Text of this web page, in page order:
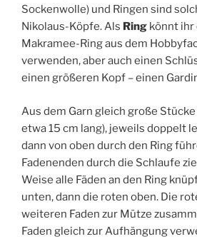
Sockenwolle) und Ringen sind
Nikolaus-Köpfe. Als Ring könnt ihr
Makramee-Ring aus dem
verwenden, aber auch einen
einen größeren Kopf – einen
Aus dem Garn gleich große
etwa 15 cm lang), jeweils doppelt
dann von oben durch den Ring
Fadenenden durch die Schlaufe
Weise alle Fäden an den Ring
unten, dann die roten oben. Die
weiteren Faden zur Mütze
Faden gleich zur Aufhängung